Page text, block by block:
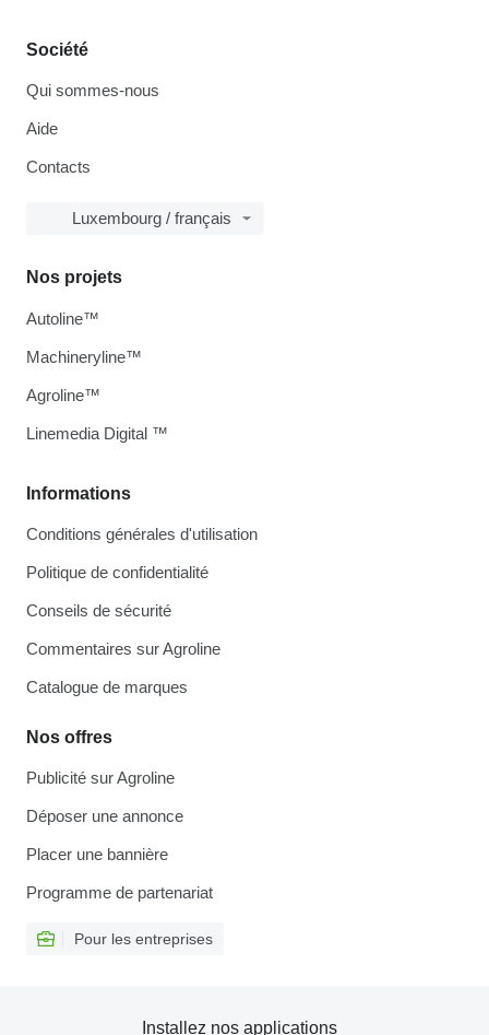
Société
Qui sommes-nous
Aide
Contacts
Luxembourg / français
Informations
Conditions générales d'utilisation
Politique de confidentialité
Conseils de sécurité
Commentaires sur Agroline
Catalogue de marques
Nos offres
Publicité sur Agroline
Déposer une annonce
Placer une bannière
Programme de partenariat
Pour les entreprises
Nos projets
Autoline™
Machineryline™
Agroline™
Linemedia Digital ™
Installez nos applications